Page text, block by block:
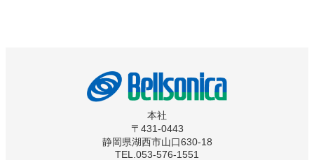
本社
〒431-0443
静岡県湖西市山口630-18
TEL.053-576-1551